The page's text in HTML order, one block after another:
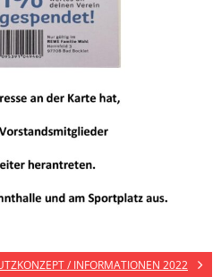
/ INFORMATIONEN 2022